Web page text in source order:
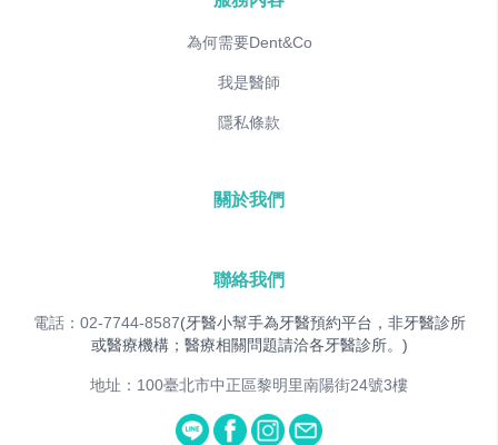
為何需要Dent&Co
我是醫師
隱私條款
關於我們
聯絡我們
電話：02-7744-8587(牙醫小幫手為牙醫預約平台，非牙醫診所
或醫療機構；醫療相關問題請洽各牙醫診所。)
地址：100臺北市中正區黎明里南陽街24號3樓